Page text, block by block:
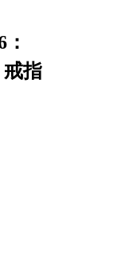
指